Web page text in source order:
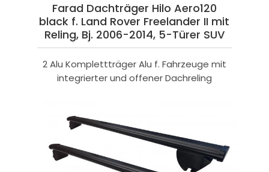
Farad Dachträger Hilo Aero120
black f. Land Rover Freelander II mit
Reling, Bj. 2006-2014, 5-Türer SUV
2 Alu Komplettträger Alu f. Fahrzeuge mit
integrierter und offener Dachreling